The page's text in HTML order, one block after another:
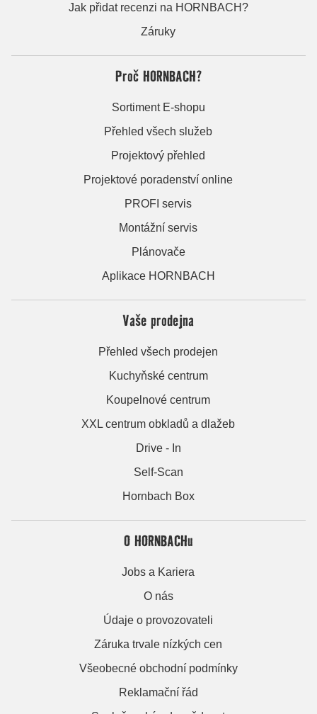
Jak přidat recenzi na HORNBACH?
Záruky
Proč HORNBACH?
Sortiment E-shopu
Přehled všech služeb
Projektový přehled
Projektové poradenství online
PROFI servis
Montážní servis
Plánovače
Aplikace HORNBACH
Vaše prodejna
Přehled všech prodejen
Kuchyňské centrum
Koupelnové centrum
XXL centrum obkladů a dlažeb
Drive - In
Self-Scan
Hornbach Box
O HORNBACHu
Jobs a Kariera
O nás
Údaje o provozovateli
Záruka trvale nízkých cen
Všeobecné obchodní podmínky
Reklamační řád